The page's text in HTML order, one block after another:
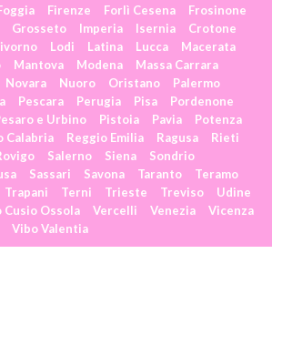
Firenze Forlì Cesena
Frosinone
Grosseto Imperia Isernia
Crotone
Lodi Latina Lucca
Macerata
Mantova Modena
Massa Carrara
Novara Nuoro Oristano
Palermo
Pescara Perugia Pisa
Pordenone
e Urbino Pistoia Pavia
Potenza
Calabria Reggio Emilia Ragusa
Rieti
Salerno Siena
Sondrio
Sassari Savona Taranto
Teramo
Trapani Terni Trieste Treviso
Udine
Cusio Ossola Vercelli Venezia
Vicenza
Vibo Valentia